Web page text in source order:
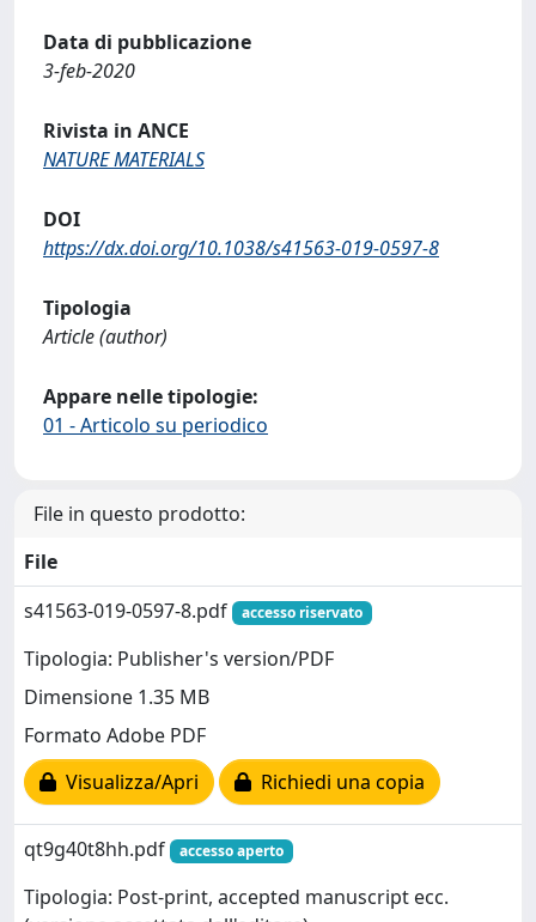
Data di pubblicazione
3-feb-2020
Rivista in ANCE
NATURE MATERIALS
DOI
https://dx.doi.org/10.1038/s41563-019-0597-8
Tipologia
Article (author)
Appare nelle tipologie:
01 - Articolo su periodico
File in questo prodotto:
File
s41563-019-0597-8.pdf
accesso riservato
Tipologia: Publisher's version/PDF
Dimensione 1.35 MB
Formato Adobe PDF
Visualizza/Apri
Richiedi una copia
qt9g40t8hh.pdf accesso aperto
Tipologia: Post-print, accepted manuscript ecc.